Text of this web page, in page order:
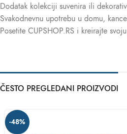
Dodatak kolekciji suvenira ili
Svakodnevnu upotrebu u domu,
Posetite CUPSHOP.RS i kreirajte
ČESTO PREGLEDANI PROIZVODI
-48%